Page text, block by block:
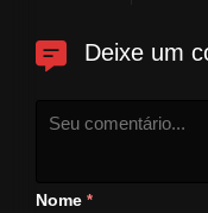
Deixe um
Nome *